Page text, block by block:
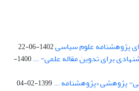
پژوهشنامه علوم سیاسی1402-06-22
برای تدوین مقاله علمی- ...
1400-
پژوهشی «پژوهشنامه ...1399-02-04